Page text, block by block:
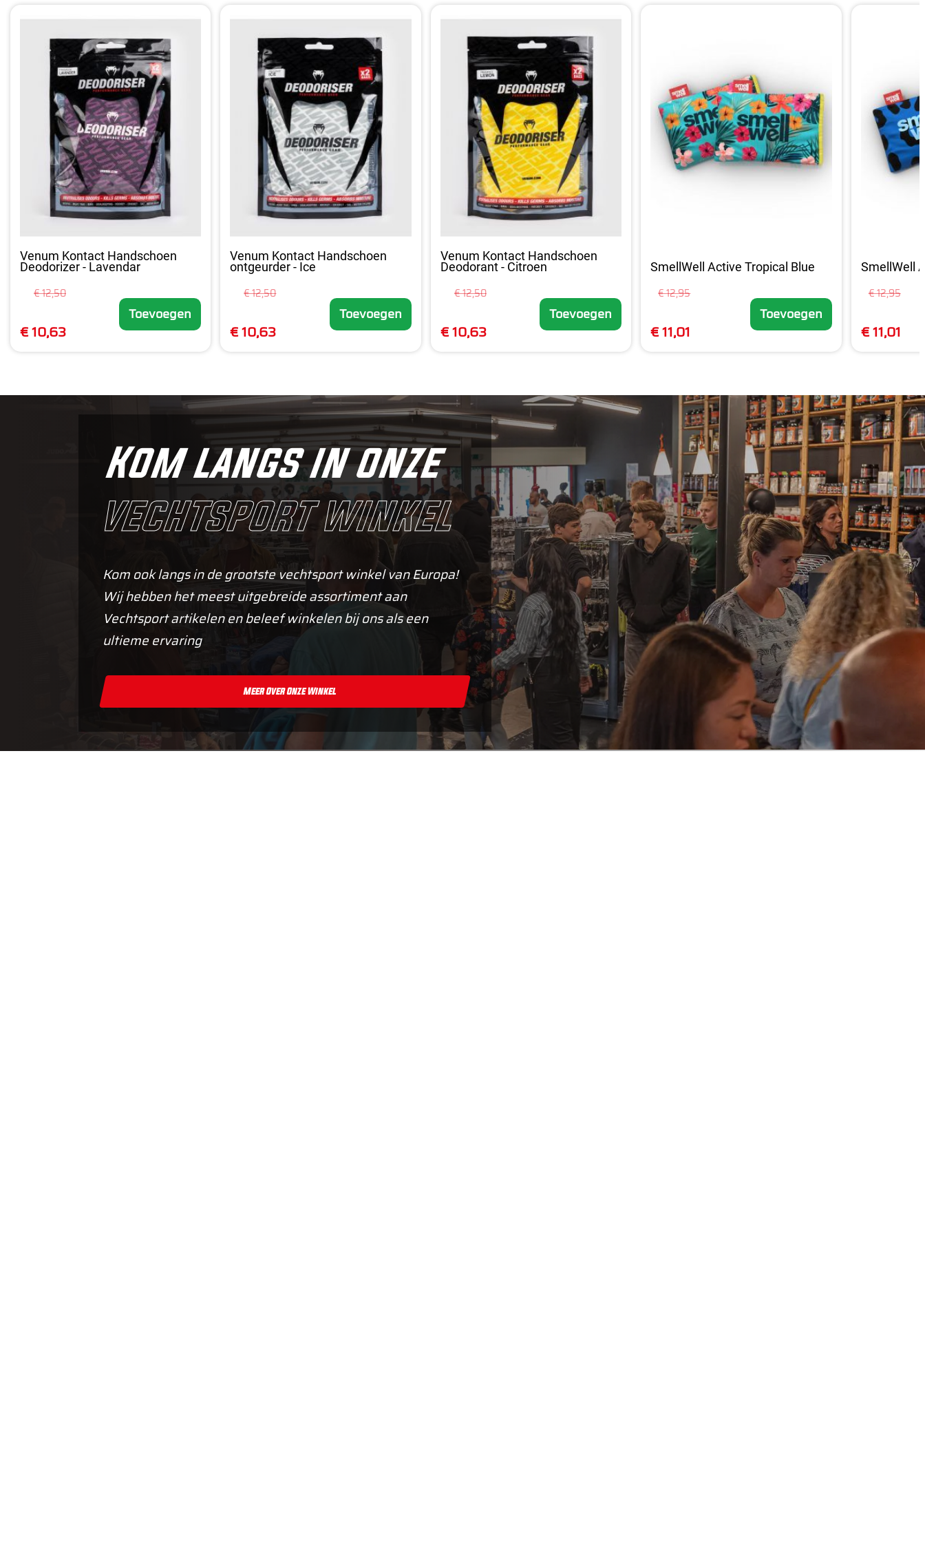
Venum Kontact Handschoen
Deodorizer - Lavendar
€ 12,50
€ 10,63
Toevoegen
Venum Kontact Handschoen
ontgeurder - Ice
€ 12,50
€ 10,63
Toevoegen
Venum Kontact Handschoen
Deodorant - Citroen
€ 12,50
€ 10,63
Toevoegen
SmellWell Active Tropical Blue
€ 12,95
€ 11,01
Toevoegen
SmellWell
€ 12,95
€ 11,01
Kom langs in onze
vechtsport winkel
Kom ook langs in de grootste vechtsport winkel van Europa!
Wij hebben het meest uitgebreide assortiment aan
Vechtsport artikelen en beleef winkelen bij ons als een
ultieme ervaring
Meer Over Onze Winkel